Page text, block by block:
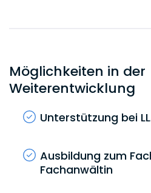
Möglichkeiten in der
Weiterentwicklung
Unterstützung bei
Ausbildung zum
Fachanwältin